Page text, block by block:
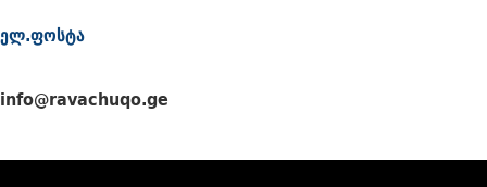
ელ.ფოსტა
info@ravachuqo.ge